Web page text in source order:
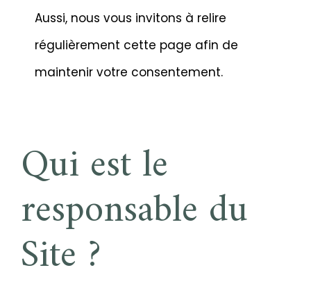
Aussi, nous vous invitons à relire
régulièrement cette page afin de
maintenir votre consentement.
Qui est le
responsable du
Site ?